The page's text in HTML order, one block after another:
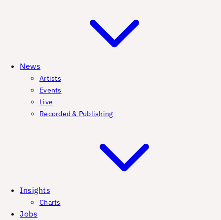
News
Artists
Events
Live
Recorded & Publishing
Insights
Charts
Jobs